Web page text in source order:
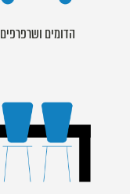
הדומים ושרפרפים